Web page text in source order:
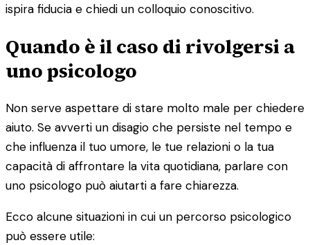
ispira fiducia e chiedi un colloquio conoscitivo.
Quando è il caso di rivolgersi a
uno psicologo
Non serve aspettare di stare molto male per chiedere
aiuto. Se avverti un disagio che persiste nel tempo e
che influenza il tuo umore, le tue relazioni o la tua
capacità di affrontare la vita quotidiana, parlare con
uno psicologo può aiutarti a fare chiarezza.
Ecco alcune situazioni in cui un percorso psicologico
può essere utile: